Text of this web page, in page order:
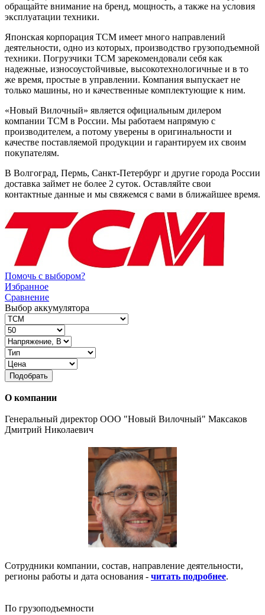
обращайте внимание на бренд, мощность, а также на условия
эксплуатации техники.
Японская корпорация TCM имеет много направлений
деятельности, одно из которых, производство грузоподъемной
техники. Погрузчики TCM зарекомендовали себя как
надежные, износоустойчивые, высокотехнологичные и в то
же время, простые в управлении. Компания выпускает не
только машины, но и качественные комплектующие к ним.
«Новый Вилочный» является официальным дилером
компании TCM в России. Мы работаем напрямую с
производителем, а потому уверены в оригинальности и
качестве поставляемой продукции и гарантируем их своим
покупателям.
В Волгоград, Пермь, Санкт-Петербург и другие города России
доставка займет не более 2 суток. Оставляйте свои
контактные данные и мы свяжемся с вами в ближайшее время.
Помочь с выбором?
Избранное
Сравнение
Выбор аккумулятора
Подобрать
О компании
Генеральный директор ООО "Новый Вилочный" Максаков
Дмитрий Николаевич
Сотрудники компании, состав, направление деятельности,
регионы работы и дата основания - читать подробнее.
По грузоподъемности